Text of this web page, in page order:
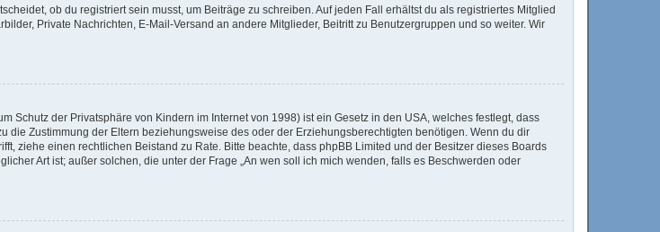
ob du registriert sein musst, um Beiträge zu schreiben. Auf jeden Fall erhältst du als registriertes Mitglied
Private Nachrichten, E-Mail-Versand an andere Mitglieder, Beitritt zu Benutzergruppen und so weiter. Wir
Schutz der Privatsphäre von Kindern im Internet von 1998) ist ein Gesetz in den USA, welches festlegt, dass
Zustimmung der Eltern beziehungsweise des oder der Erziehungsberechtigten benötigen. Wenn du dir
ziehe einen rechtlichen Beistand zu Rate. Bitte beachte, dass phpBB Limited und der Besitzer dieses Boards
Art ist; außer solchen, die unter der Frage „An wen soll ich mich wenden, falls es Beschwerden oder